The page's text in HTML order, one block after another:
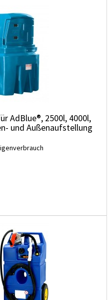
AdBlue®, 2500l, 4000l,
und Außenaufstellung